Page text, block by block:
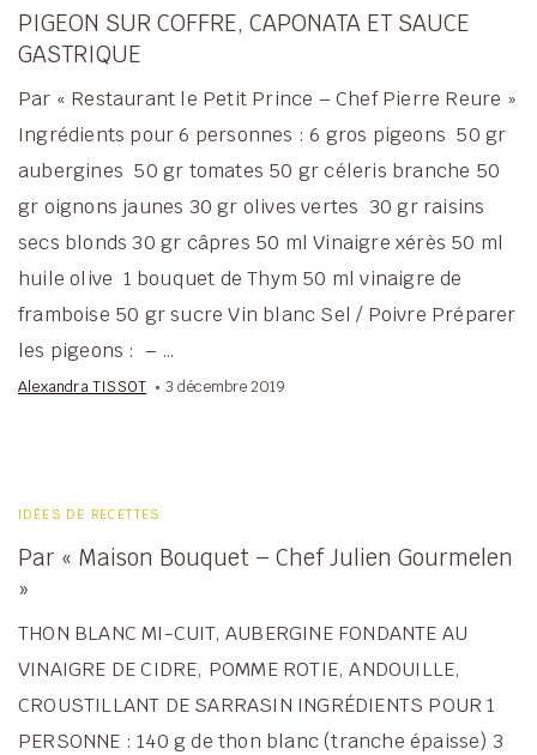
PIGEON SUR COFFRE, CAPONATA ET SAUCE
GASTRIQUE
Par « Restaurant le Petit Prince – Chef Pierre Reure »
Ingrédients pour 6 personnes : 6 gros pigeons 50 gr
aubergines 50 gr tomates 50 gr céleris branche 50
gr oignons jaunes 30 gr olives vertes 30 gr raisins
secs blonds 30 gr câpres 50 ml Vinaigre xérès 50 ml
huile olive 1 bouquet de Thym 50 ml vinaigre de
framboise 50 gr sucre Vin blanc Sel / Poivre Préparer
les pigeons : – …
Alexandra TISSOT 3 décembre 2019
IDÉES DE RECETTES
Par « Maison Bouquet – Chef Julien Gourmelen
»
THON BLANC MI-CUIT, AUBERGINE FONDANTE AU
VINAIGRE DE CIDRE, POMME ROTIE, ANDOUILLE,
CROUSTILLANT DE SARRASIN INGRÉDIENTS POUR 1
PERSONNE : 140 g de thon blanc (tranche épaisse) 3